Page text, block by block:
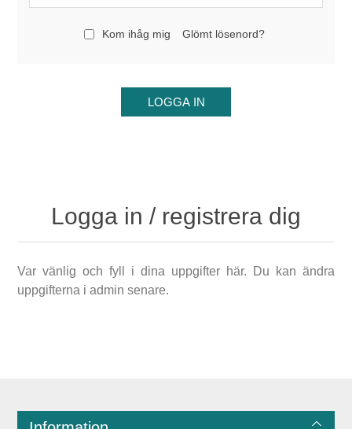
Kom ihåg mig Glömt lösenord?
Logga in / registrera dig
Var vänlig och fyll i dina uppgifter här. Du kan ändra
uppgifterna i admin senare.